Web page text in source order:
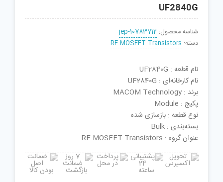
UF2840G
شناسه محصول: jep-10783712
دسته: RF MOSFET Transistors
نام قطعه : UF2840G
نام کارخانه‌ای : UF2840G
برند : MACOM Technology
پکیج : Module
نوع قطعه : بازسازی شده
بسته‌بندی : Bulk
عنوان گروه : RF MOSFET Transistors